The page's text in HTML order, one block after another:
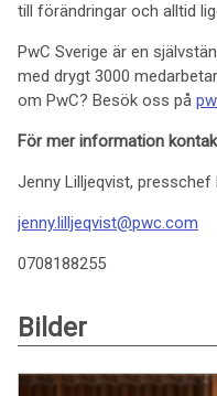
till förändringar och alltid
PwC Sverige är en
med drygt 3000
om PwC? Besök oss på
För mer information
Jenny Lilljeqvist, presschef
jenny.lilljeqvist@pwc.com
0708188255
Bilder